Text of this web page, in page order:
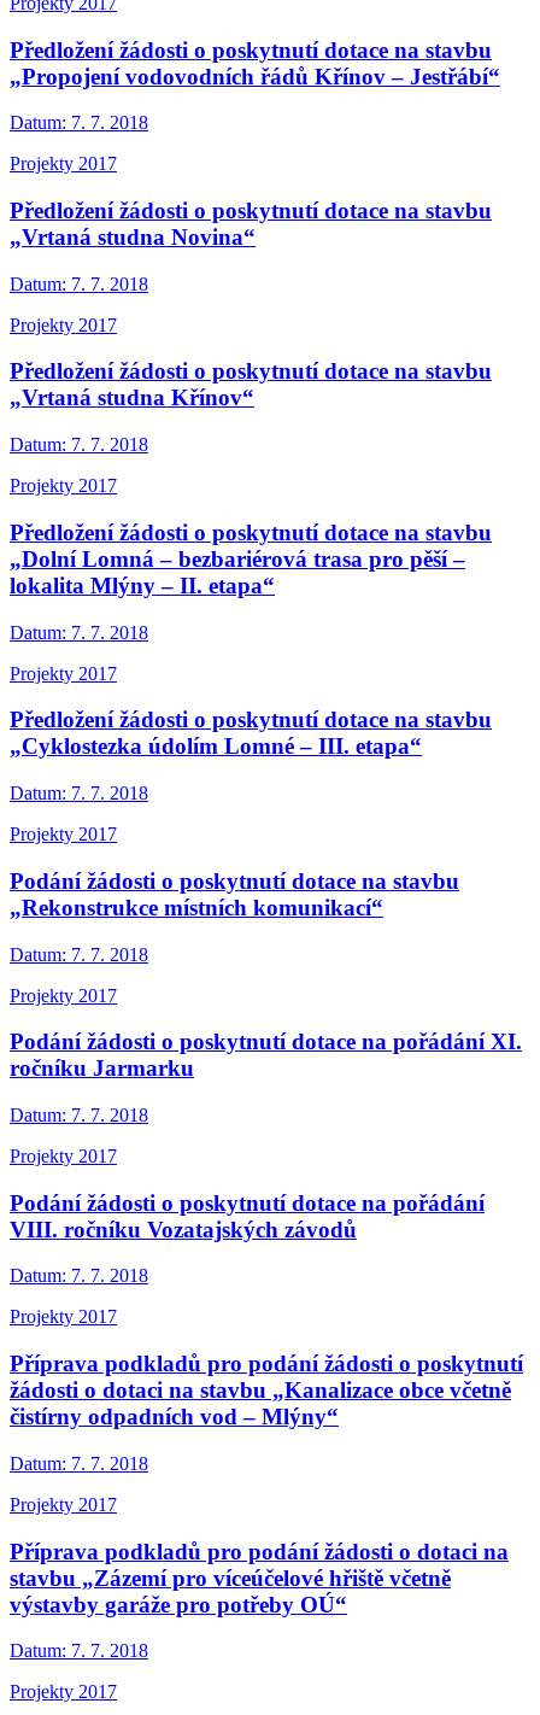
Předložení žádosti o poskytnutí dotace na stavbu
„Propojení vodovodních řádů Křínov – Jestřábí“
Datum: 7. 7. 2018
Projekty 2017
Předložení žádosti o poskytnutí dotace na stavbu
„Vrtaná studna Novina“
Datum: 7. 7. 2018
Projekty 2017
Předložení žádosti o poskytnutí dotace na stavbu
„Vrtaná studna Křínov“
Datum: 7. 7. 2018
Projekty 2017
Předložení žádosti o poskytnutí dotace na stavbu
„Dolní Lomná – bezbariérová trasa pro pěší –
lokalita Mlýny – II. etapa“
Datum: 7. 7. 2018
Projekty 2017
Předložení žádosti o poskytnutí dotace na stavbu
„Cyklostezka údolím Lomné – III. etapa“
Datum: 7. 7. 2018
Projekty 2017
Podání žádosti o poskytnutí dotace na stavbu
„Rekonstrukce místních komunikací“
Datum: 7. 7. 2018
Projekty 2017
Podání žádosti o poskytnutí dotace na pořádání XI.
ročníku Jarmarku
Datum: 7. 7. 2018
Projekty 2017
Podání žádosti o poskytnutí dotace na pořádání
VIII. ročníku Vozatajských závodů
Datum: 7. 7. 2018
Projekty 2017
Příprava podkladů pro podání žádosti o poskytnutí
žádosti o dotaci na stavbu „Kanalizace obce včetně
čistírny odpadních vod – Mlýny“
Datum: 7. 7. 2018
Projekty 2017
Příprava podkladů pro podání žádosti o dotaci na
stavbu „Zázemí pro víceúčelové hřiště včetně
výstavby garáže pro potřeby OÚ“
Datum: 7. 7. 2018
Projekty 2017